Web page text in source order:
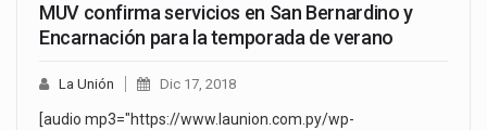
MUV confirma servicios en San Bernardino y
Encarnación para la temporada de verano
La Unión Dic 17, 2018
[audio mp3="https://www.launion.com.py/wp-